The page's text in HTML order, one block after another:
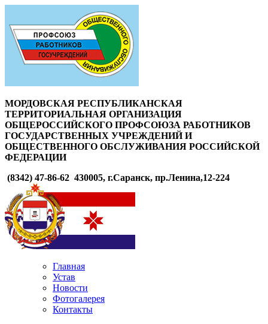
МОРДОВСКАЯ РЕСПУБЛИКАНСКАЯ
ТЕРРИТОРИАЛЬНАЯ ОРГАНИЗАЦИЯ
ОБЩЕРОССИЙСКОГО ПРОФСОЮЗА РАБОТНИКОВ
ГОСУДАРСТВЕННЫХ УЧРЕЖДЕНИЙ И
ОБЩЕСТВЕННОГО ОБСЛУЖИВАНИЯ РОССИЙСКОЙ
ФЕДЕРАЦИИ
(8342) 47-86-62 430005, г.Саранск, пр.Ленина,12-224
Главная
Устав
Новости
Фотогалерея
Контакты